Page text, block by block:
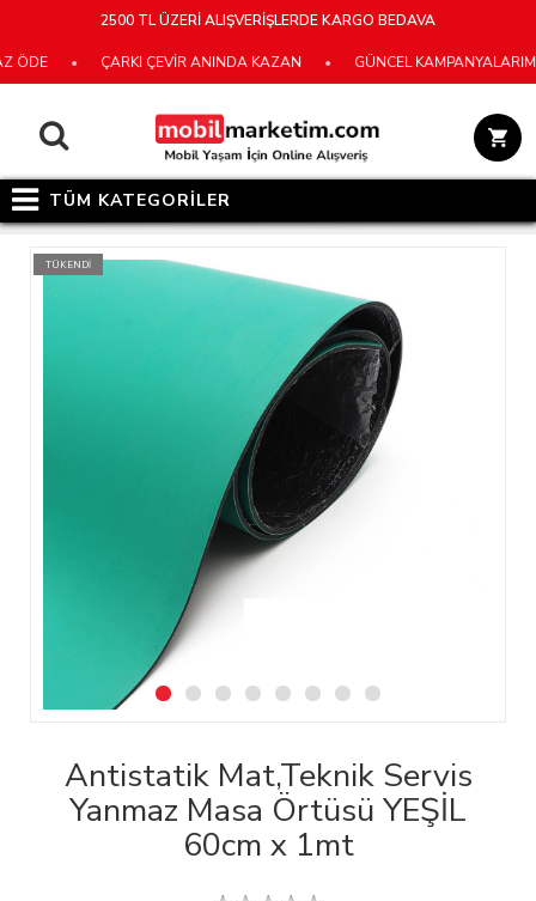
2500 TL ÜZERİ ALIŞVERİŞLERDE KARGO BEDAVA
• ÇARKI ÇEVİR ANINDA KAZAN • GÜNCEL KAMPANYALARIMIZ
TÜM KATEGORİLER
TÜKENDİ
Antistatik Mat,Teknik Servis
Yanmaz Masa Örtüsü YEŞİL
60cm x 1mt